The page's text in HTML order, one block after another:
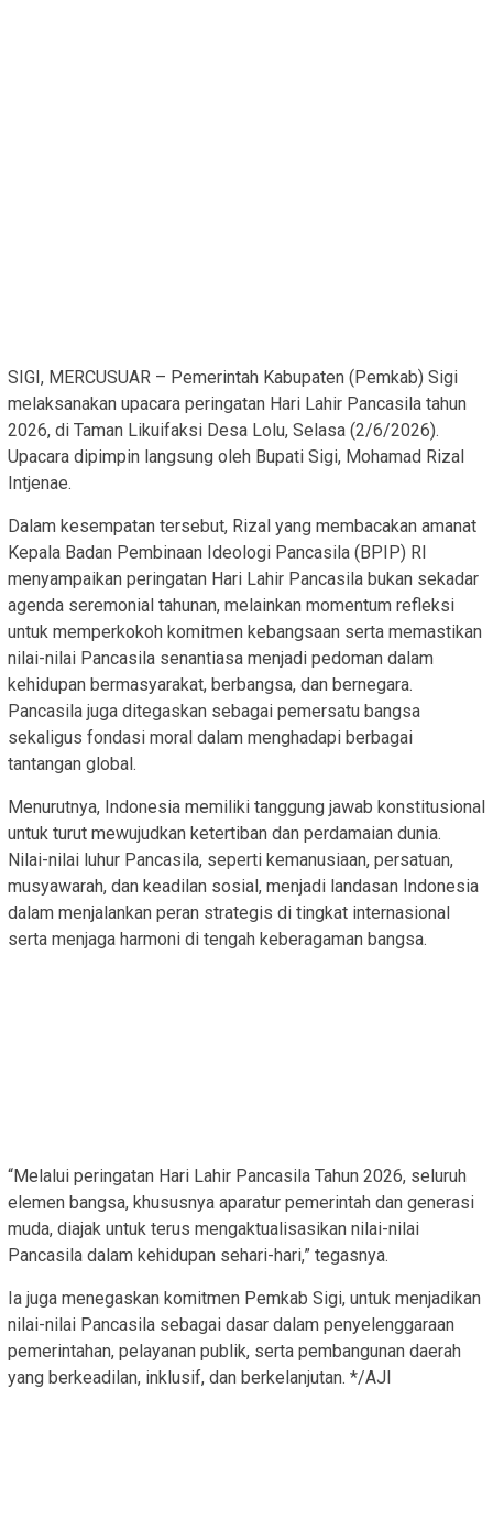
SIGI, MERCUSUAR – Pemerintah Kabupaten (Pemkab) Sigi
melaksanakan upacara peringatan Hari Lahir Pancasila tahun
2026, di Taman Likuifaksi Desa Lolu, Selasa (2/6/2026).
Upacara dipimpin langsung oleh Bupati Sigi, Mohamad Rizal
Intjenae.
Dalam kesempatan tersebut, Rizal yang membacakan amanat
Kepala Badan Pembinaan Ideologi Pancasila (BPIP) RI
menyampaikan peringatan Hari Lahir Pancasila bukan sekadar
agenda seremonial tahunan, melainkan momentum refleksi
untuk memperkokoh komitmen kebangsaan serta memastikan
nilai-nilai Pancasila senantiasa menjadi pedoman dalam
kehidupan bermasyarakat, berbangsa, dan bernegara.
Pancasila juga ditegaskan sebagai pemersatu bangsa
sekaligus fondasi moral dalam menghadapi berbagai
tantangan global.
Menurutnya, Indonesia memiliki tanggung jawab konstitusional
untuk turut mewujudkan ketertiban dan perdamaian dunia.
Nilai-nilai luhur Pancasila, seperti kemanusiaan, persatuan,
musyawarah, dan keadilan sosial, menjadi landasan Indonesia
dalam menjalankan peran strategis di tingkat internasional
serta menjaga harmoni di tengah keberagaman bangsa.
“Melalui peringatan Hari Lahir Pancasila Tahun 2026, seluruh
elemen bangsa, khususnya aparatur pemerintah dan generasi
muda, diajak untuk terus mengaktualisasikan nilai-nilai
Pancasila dalam kehidupan sehari-hari,” tegasnya.
Ia juga menegaskan komitmen Pemkab Sigi, untuk menjadikan
nilai-nilai Pancasila sebagai dasar dalam penyelenggaraan
pemerintahan, pelayanan publik, serta pembangunan daerah
yang berkeadilan, inklusif, dan berkelanjutan. */AJI